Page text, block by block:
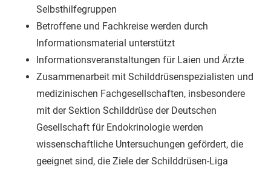
Selbsthilfegruppen
Betroffene und Fachkreise werden durch
Informationsmaterial unterstützt
Informationsveranstaltungen für Laien und Ärzte
Zusammenarbeit mit Schilddrüsenspezialisten und
medizinischen Fachgesellschaften, insbesondere
mit der Sektion Schilddrüse der Deutschen
Gesellschaft für Endokrinologie werden
wissenschaftliche Untersuchungen gefördert, die
geeignet sind, die Ziele der Schilddrüsen-Liga